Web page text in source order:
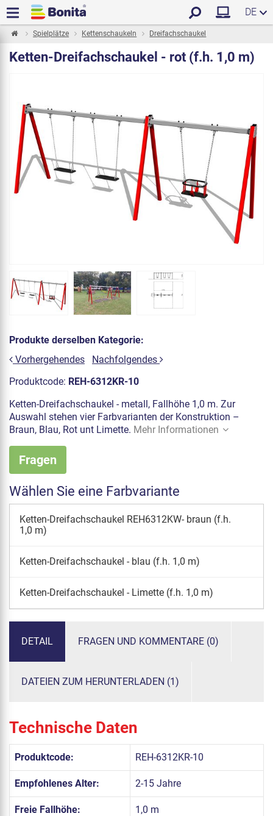
DE
Spielplätze Kettenschaukeln Dreifachschaukel
Ketten-Dreifachschaukel - rot (f.h. 1,0 m)
Produkte derselben Kategorie:
Vorhergehendes
Nachfolgendes
Produktcode: REH-6312KR-10
Ketten-Dreifachschaukel - metall, Fallhöhe 1,0 m. Zur
Auswahl stehen vier Farbvarianten der Konstruktion –
Braun, Blau, Rot unt Limette. Mehr Informationen
Fragen
Wählen Sie eine Farbvariante
Ketten-Dreifachschaukel REH6312KW- braun (f.h.
1,0 m)
Ketten-Dreifachschaukel - blau (f.h. 1,0 m)
Ketten-Dreifachschaukel - Limette (f.h. 1,0 m)
DETAIL FRAGEN UND KOMMENTARE (0)
DATEIEN ZUM HERUNTERLADEN (1)
Technische Daten
Produktcode: REH-6312KR-10
Empfohlenes Alter: 2-15 Jahre
Freie Fallhöhe: 1,0 m